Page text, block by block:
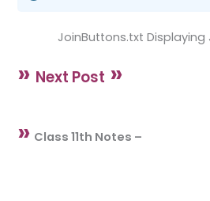
JoinButtons.txt Displaying
» Next Post »
» Class 11th Notes –